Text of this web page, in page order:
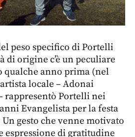
peso specifico di Portelli
di origine c’è un peculiare
qualche anno prima (nel
locale – Adonai
rappresentò Portelli nei
Evangelista per la festa
gesto che venne motivato
espressione di gratitudine